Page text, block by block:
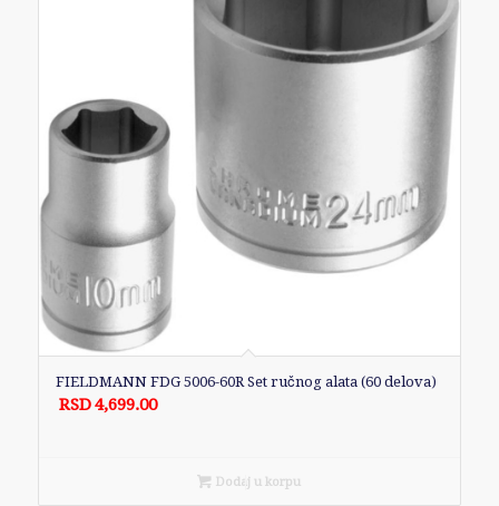
FIELDMANN FDG 5006-60R Set ručnog alata (60 delova)
RSD4,699.00
Dodaj u korpu